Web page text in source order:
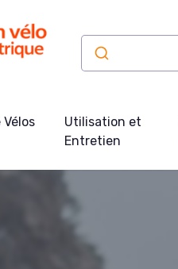
Utilisation et
Entretien